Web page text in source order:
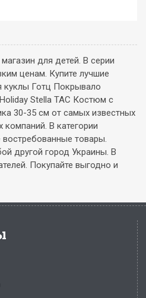
для детей. В серии
ценам. Купите лучшие
Готц Покрывало
Stella TAC Костюм с
30-35 см от самых известных
компаний. В категории
товары.
другой город Украины. В
Покупайте выгодно и